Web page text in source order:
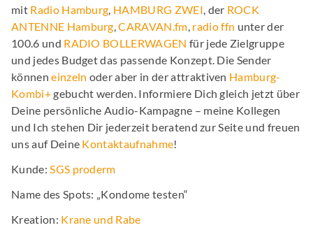
mit Radio Hamburg, HAMBURG ZWEI, der ROCK
ANTENNE Hamburg,CARAVAN.fm, radio ffn unter der
100.6 und RADIO BOLLERWAGEN für jede Zielgruppe
und jedes Budget das passende Konzept. Die Sender
könneneinzeln oder aber in der attraktiven Hamburg-
Kombi+gebucht werden. Informiere Dich gleich jetzt über
Deine persönliche Audio-Kampagne – meine Kollegen
und Ich stehen Dir jederzeit beratend zur Seite und freuen
uns auf Deine Kontaktaufnahme!
Kunde:SGS proderm
Name des Spots: „Kondome testen“
Kreation: Krane und Rabe